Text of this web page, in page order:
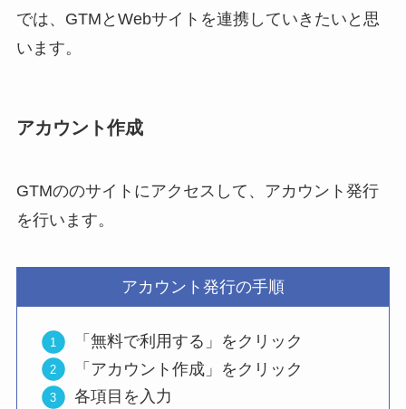
では、GTMとWebサイトを連携していきたいと思
います。
アカウント作成
GTMののサイトにアクセスして、アカウント発行
を行います。
アカウント発行の手順
「無料で利用する」をクリック
「アカウント作成」をクリック
各項目を入力